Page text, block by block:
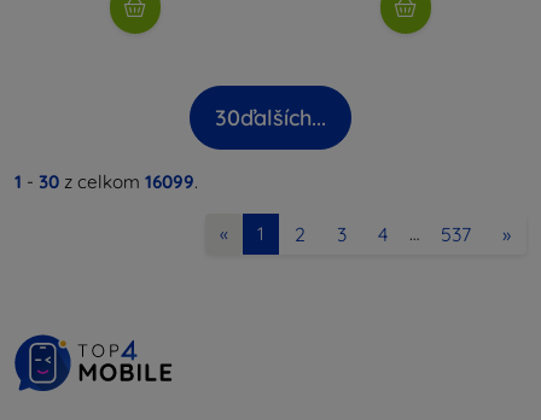
30ďalších...
1 - 30 z celkom 16099.
« 1 2 3 4 … 537 »